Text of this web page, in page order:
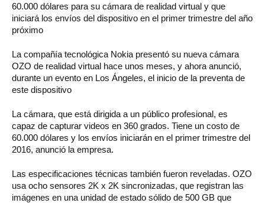
60.000 dólares para su cámara de realidad virtual y que
iniciará los envíos del dispositivo en el primer trimestre del año
próximo
La compañía tecnológica Nokia presentó su nueva cámara
OZO de realidad virtual hace unos meses, y ahora anunció,
durante un evento en Los Ángeles, el inicio de la preventa de
este dispositivo
La cámara, que está dirigida a un público profesional, es
capaz de capturar videos en 360 grados. Tiene un costo de
60.000 dólares y los envíos iniciarán en el primer trimestre del
2016, anunció la empresa.
Las especificaciones técnicas también fueron reveladas. OZO
usa ocho sensores 2K x 2K sincronizadas, que registran las
imágenes en una unidad de estado sólido de 500 GB que